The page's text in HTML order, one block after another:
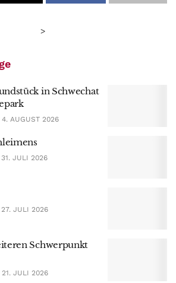
>
in Schwechat
4. AUGUST 2026
JULI 2026
JULI 2026
Schwerpunkt
21. JULI 2026